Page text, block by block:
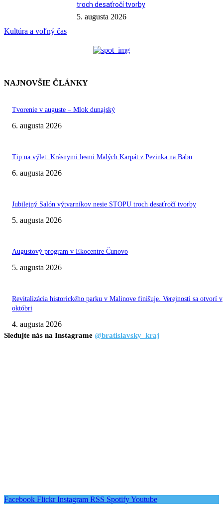
Kultúra a voľný čas
troch desaťročí tvorby
5. augusta 2026
NAJNOVŠIE ČLÁNKY
Tvorenie v auguste – Mlok dunajský
6. augusta 2026
Tip na výlet: Krásnymi lesmi Malých Karpát z Pezinka na Babu
6. augusta 2026
Jubilejný Salón výtvarníkov nesie STOPU troch desaťročí tvorby
5. augusta 2026
Augustový program v Ekocentre Čunovo
5. augusta 2026
Revitalizácia historického parku v Malinove finišuje. Verejnosti sa otvorí v
októbri
4. augusta 2026
Sledujte nás na Instagrame @bratislavsky_kraj
Facebook Flickr Instagram RSS SpotifyYoutube